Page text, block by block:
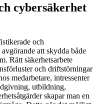
cybersäkerhet
och
att skydda både
Rätt säkerhetsarbete
och driftstörningar
medarbetare, intressenter
utbildning,
skapar man en